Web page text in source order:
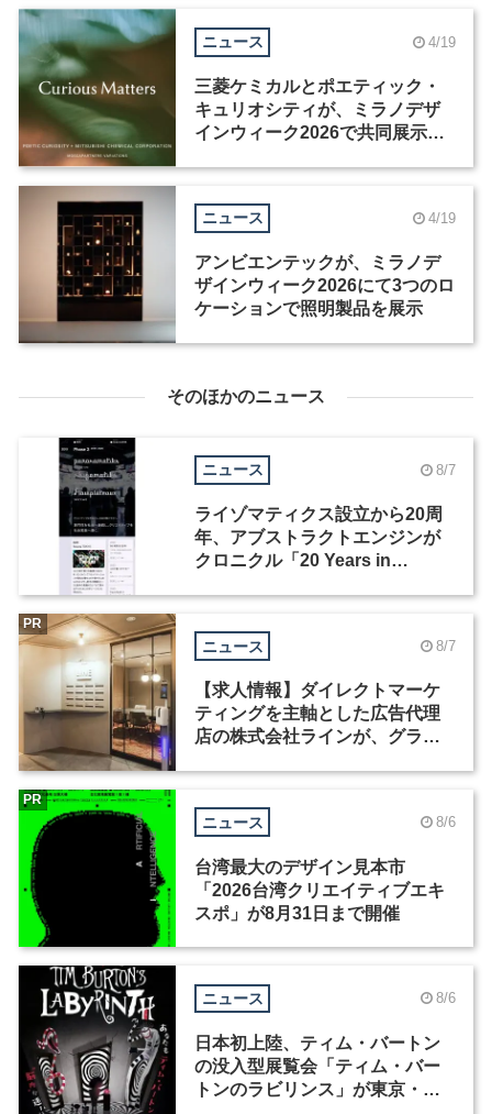
ニュース 4/19
三菱ケミカルとポエティック・
キュリオシティが、ミラノデザ
インウィーク2026で共同展示を
ニュース 4/19
アンビエンテックが、ミラノデ
ザインウィーク2026にて3つのロ
ケーションで照明製品を展示
そのほかのニュース
ニュース 8/7
ライゾマティクス設立から20周
年、アブストラクトエンジンが
クロニクル「20 Years in
ニュース 8/7
【求人情報】ダイレクトマーケ
ティングを主軸とした広告代理
店の株式会社ラインが、グラフ
PR
ニュース 8/6
台湾最大のデザイン見本市
「2026台湾クリエイティブエキ
スポ」が8月31日まで開催
PR
ニュース 8/6
日本初上陸、ティム・バートン
の没入型展覧会「ティム・バー
トンのラビリンス」が東京・豊